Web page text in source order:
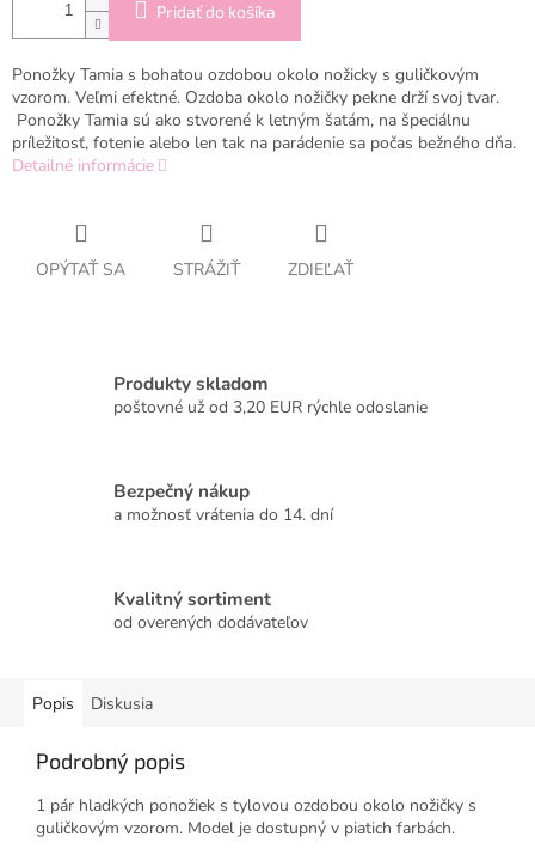
Pridať do košíka
Ponožky Tamia s bohatou ozdobou okolo nožicky s guličkovým
vzorom. Veľmi efektné. Ozdoba okolo nožičky pekne drží svoj tvar.
Ponožky Tamia sú ako stvorené k letným šatám, na špeciálnu
príležitosť, fotenie alebo len tak na parádenie sa počas bežného dňa.
Detailné informácie
OPÝTAŤ SA STRÁŽIŤ ZDIEĽAŤ
Produkty skladom
poštovné už od 3,20 EUR rýchle odoslanie
Bezpečný nákup
a možnosť vrátenia do 14. dní
Kvalitný sortiment
od overených dodávateľov
Popis Diskusia
Podrobný popis
1 pár hladkých ponožiek s tylovou ozdobou okolo nožičky s
guličkovým vzorom. Model je dostupný v piatich farbách.